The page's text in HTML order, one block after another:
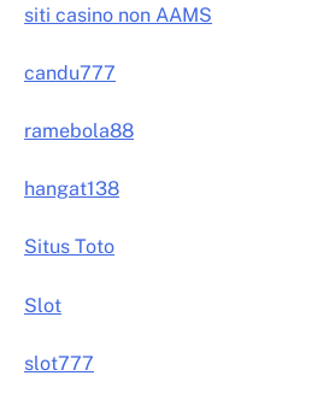
siti casino non AAMS
candu777
ramebola88
hangat138
Situs Toto
Slot
slot777